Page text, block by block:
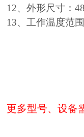
12、外形尺寸：
13、工作温度范
更多型号、设备